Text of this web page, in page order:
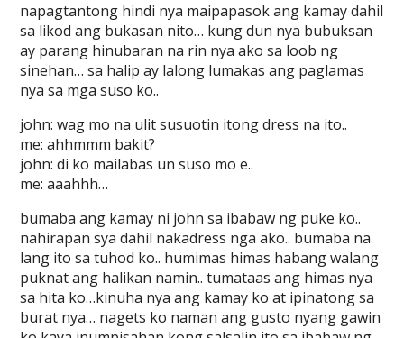
napagtantong hindi nya maipapasok ang kamay dahil
sa likod ang bukasan nito… kung dun nya bubuksan
ay parang hinubaran na rin nya ako sa loob ng
sinehan… sa halip ay lalong lumakas ang paglamas
nya sa mga suso ko..
john: wag mo na ulit susuotin itong dress na ito..
me: ahhmmm bakit?
john: di ko mailabas un suso mo e..
me: aaahhh…
bumaba ang kamay ni john sa ibabaw ng puke ko..
nahirapan sya dahil nakadress nga ako.. bumaba na
lang ito sa tuhod ko.. humimas himas habang walang
puknat ang halikan namin.. tumataas ang himas nya
sa hita ko…kinuha nya ang kamay ko at ipinatong sa
burat nya… nagets ko naman ang gusto nyang gawin